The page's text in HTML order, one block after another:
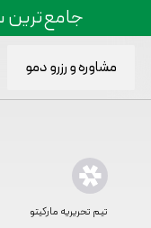
مشاوره و رزرو دمو
تیم تحریریه مارکیتو